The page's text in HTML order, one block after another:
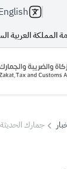
العربية
جمارك الحديثة تُحبط 5 محاولات لتهريب